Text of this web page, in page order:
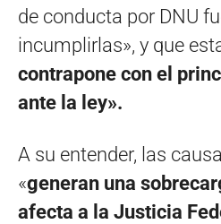
de conducta por DNU
incumplirlas», y que
contrapone con el
ante la ley».
A su entender, las
«generan una
afecta a la Justicia